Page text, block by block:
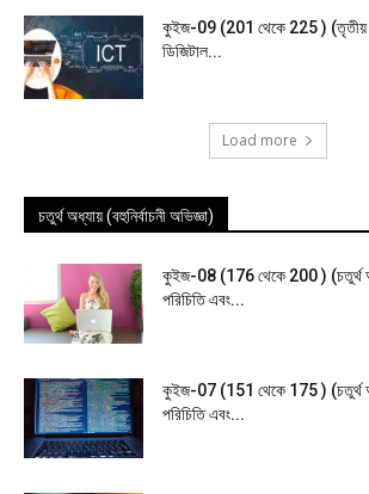
কুইজ-09 (201 থেকে 225 ) (তৃতীয়
ডিজিটাল...
Load more
চতুর্থ অধ্যায় (বহুনির্বাচনী অভিজ্ঞা)
কুইজ-08 (176 থেকে 200 ) (চতুর্থ
পরিচিতি এবং...
কুইজ-07 (151 থেকে 175 ) (চতুর্থ
পরিচিতি এবং...